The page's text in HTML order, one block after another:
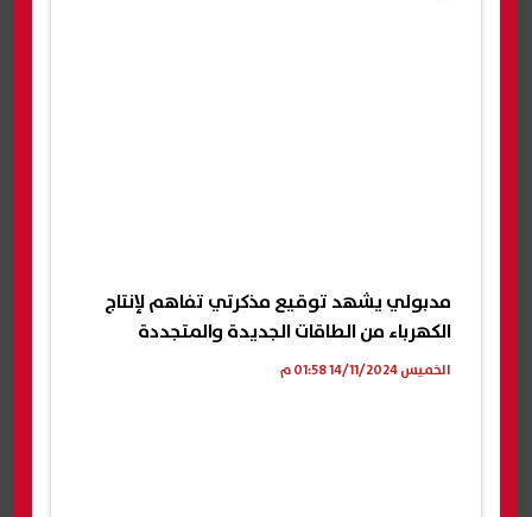
مدبولي يشهد توقيع مذكرتي تفاهم لإنتاج
الكهرباء من الطاقات الجديدة والمتجددة
الخميس 14/11/2024 01:58 م